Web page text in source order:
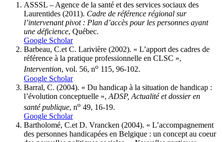
ASSSL – Agence de la santé et des services sociaux des
Laurentides (2011). Cadre de référence régional sur
l’intervenant pivot : Plan d’accès pour les personnes ayant
une déficience, Québec.
Google Scholar
Barbeau, C.et C. Larivière (2002). « L’apport des cadres de
référence à la pratique professionnelle en CLSC »,
Intervention, vol. 56, no 115, 96-102.
Google Scholar
Barral, C. (2004). « Du handicap à la situation de handicap :
l’évolution conceptuelle », ADSP, Actualité et dossier en
santé publique, no 49, 16-19.
Google Scholar
Bartholomé, C.et D. Vrancken (2004). « L’accompagnement
des personnes handicapées en Belgique : un concept au coeur